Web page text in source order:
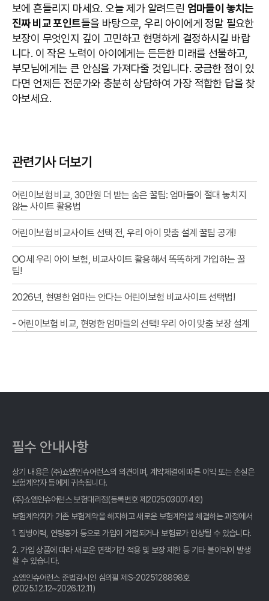
보에 흔들리지 마세요. 오늘 제가 알려드린 엄마들이 놓치는
진짜 비교 포인트들을 바탕으로, 우리 아이에게 정말 필요한
보장이 무엇인지 깊이 고민하고 현명하게 결정하시길 바랍
니다. 이 작은 노력이 아이에게는 든든한 미래를 선물하고,
부모님에게는 큰 안심을 가져다줄 것입니다. 궁금한 점이 있
다면 언제든 전문가와 충분히 상담하여 가장 적합한 답을 찾
아보세요.
관련기사 더보기
어린이보험 비교, 30만원 더 받는 숨은 꿀팁: 엄마들이 절대 놓치지
않는 사이트 활용법
어린이보험 비교사이트 선택 전, 우리 아이 맞춤 설계 꿀팁 공개!
OO세 우리 아이 보험, 비교사이트 활용해서 똑똑하게 가입하는 꿀
팁!
2026년, 현명한 엄마는 안다는 어린이보험 비교사이트 선택법!
- 어린이보험 비교, 현명한 엄마들의 선택! 우리 아이 맞춤 보장 설계
꿀팁
어린이보험 비교는 필수! 우리 아이 맞춤 설계, 놓치면 후회할 꿀팁
어린이보험 비교, OO세 우리 아이에게 딱 맞는 곳은? 전문가가 알
려주는 숨겨진 꿀팁!
내 아이 보험, "어린이보험비교사이트" 활용해 똑똑하게 가입하는
꿀팁
어린이보험 비교, 사이트 선택 전 '이것' 모르면 손해! 똑똑한 부모의
필수 체크리스트
필수 안내사항
상기 내용은 (주)쇼엠인슈어런스의 의견이며, 계약체결에 따른 이익 또는 손실은
보험계약자 등에게 귀속됩니다.
(주)쇼엠인슈어런스 보험대리점(등록번호 제2025030014호)
보험계약자가 기존 보험계약을 해지하고 새로운 보험계약을 체결하는 과정에서
1. 질병이력, 연령증가 등으로 가입이 거절되거나 보험료가 인상될 수 있습니다.
2. 가입 상품에 따라 새로운 면책기간 적용 및 보장 제한 등 기타 불이익이 발생
할 수 있습니다.
쇼엠인슈어런스 준법감시인 심의필 제S-2025128898호
(2025.12.12~2026.12.11)